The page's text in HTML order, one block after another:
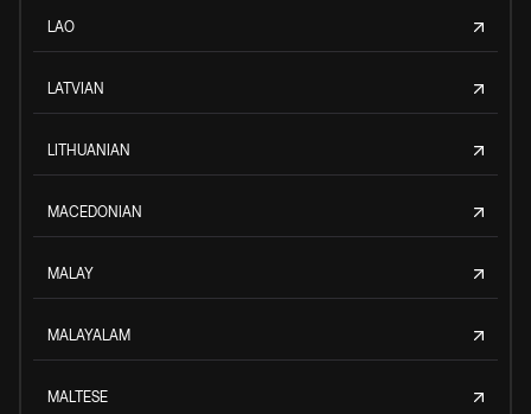
LAO
LATVIAN
LITHUANIAN
MACEDONIAN
MALAY
MALAYALAM
MALTESE